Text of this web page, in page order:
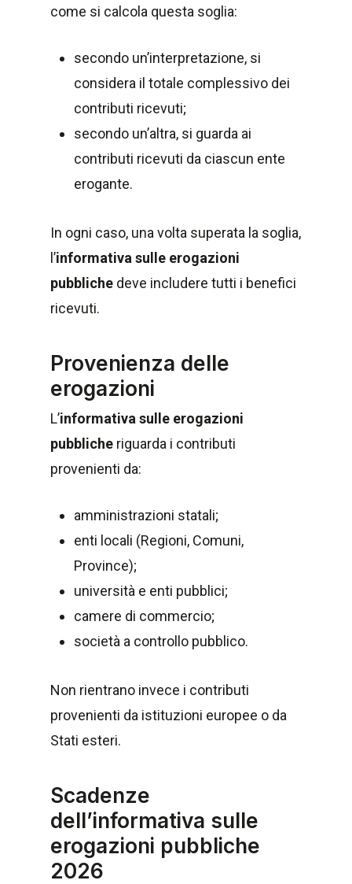
come si calcola questa soglia:
secondo un’interpretazione, si
considera il totale complessivo dei
contributi ricevuti;
secondo un’altra, si guarda ai
contributi ricevuti da ciascun ente
erogante.
In ogni caso, una volta superata la soglia,
l’informativa sulle erogazioni
pubbliche deve includere tutti i benefici
ricevuti.
Provenienza delle
erogazioni
L’informativa sulle erogazioni
pubbliche riguarda i contributi
provenienti da:
amministrazioni statali;
enti locali (Regioni, Comuni,
Province);
università e enti pubblici;
camere di commercio;
società a controllo pubblico.
Non rientrano invece i contributi
provenienti da istituzioni europee o da
Stati esteri.
Scadenze
dell’informativa sulle
erogazioni pubbliche
2026